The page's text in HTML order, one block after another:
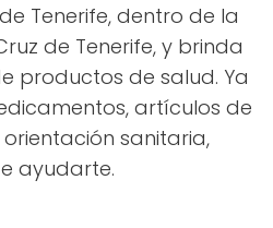
Tenerife, dentro de la
de Tenerife, y brinda
productos de salud. Ya
artículos de
sanitaria,
ayudarte.